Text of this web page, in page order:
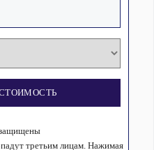
третьим лицам. Нажимая